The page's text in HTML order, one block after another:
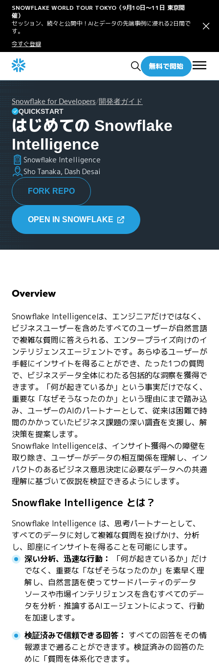
SNOWFLAKE WORLD TOUR TOKYO（9月10日〜11日 東京開
催）
セッション、続々と公開中！AIとデータの先端事例に浸れる2日間で
す。
今すぐ登録
無料で開始
Snowflake for Developers/開発者ガイド
QUICKSTART
はじめての Snowflake
Intelligence
Snowflake Intelligence
Sho Tanaka, Dash Desai
FORK REPO
OPEN IN SNOWFLAKE
Overview
Snowflake Intelligenceは、エンジニアだけではなく、
ビジネスユーザーを含めたすべてのユーザーが自然言語
で複雑な質問に答えられる、エンタープライズ向けのイ
ンテリジェンスエージェントです。あらゆるユーザーが
手軽にインサイトを得ることができ、たった1つの質問
で、ビジネスデータ全体にわたる包括的な洞察を獲得で
きます。「何が起きているか」という事実だけでなく、
重要な「なぜそうなったのか」という理由にまで踏み込
み、ユーザーのAIのパートナーとして、従来は困難で時
間のかかっていたビジネス課題の深い調査を支援し、解
決策を提案します。
Snowflake Intelligenceは、インサイト獲得への障壁を
取り除き、ユーザーがデータの相互関係を理解し、イン
パクトのあるビジネス意思決定に必要なデータへの共通
理解に基づいて仮説を検証できるようにします。
Snowflake Intelligence とは？
Snowflake Intelligence は、思考パートナーとして、
すべてのデータに対して複雑な質問を投げかけ、分析
し、即座にインサイトを得ることを可能にします。
深い分析、迅速な行動：
「何が起きているか」だけ
でなく、重要な「なぜそうなったのか」を素早く理
解し、自然言語を使ってサードパーティのデータ
ソースや市場インテリジェンスを含むすべてのデー
タを分析・推論するAIエージェントによって、行動
を加速します。
検証済みで信頼できる回答： すべての回答をその情
報源まで遡ることができます。検証済みの回答のた
めに「質問を体系化できます。